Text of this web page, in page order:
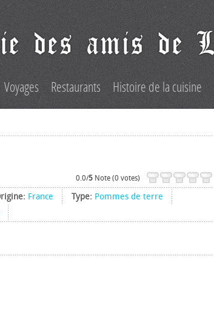
Voyages Restaurants Histoire de la cuisine
0.0/5 Note (0 votes)
France Type: Pommes de terre